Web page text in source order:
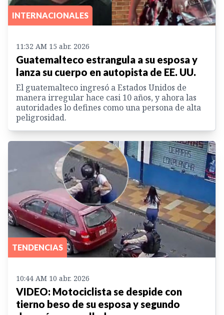
INTERNACIONALES
11:32 AM 15 abr. 2026
Guatemalteco estrangula a su esposa y
lanza su cuerpo en autopista de EE. UU.
El guatemalteco ingresó a Estados Unidos de
manera irregular hace casi 10 años, y ahora las
autoridades lo defines como una persona de alta
peligrosidad.
TENDENCIAS
10:44 AM 10 abr. 2026
VIDEO: Motociclista se despide con
tierno beso de su esposa y segundo